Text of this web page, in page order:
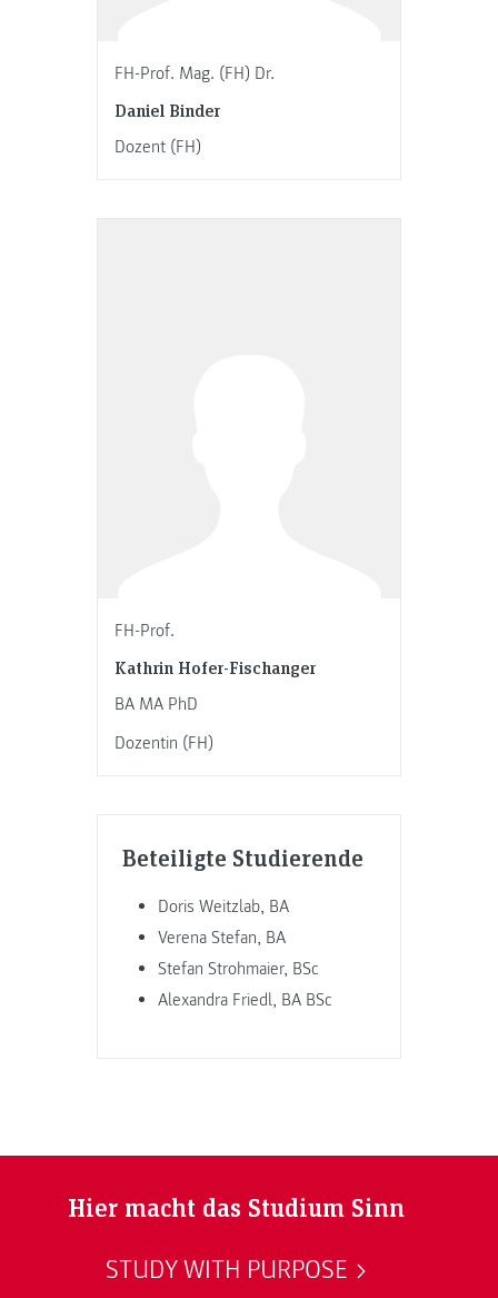
FH-Prof. Mag. (FH) Dr.
Daniel Binder
Dozent (FH)
FH-Prof.
Kathrin Hofer-Fischanger
BA MA PhD
Dozentin (FH)
Beteiligte Studierende
Doris Weitzlab, BA
Verena Stefan, BA
Stefan Strohmaier, BSc
Alexandra Friedl, BA BSc
Hier macht das Studium Sinn
STUDY WITH PURPOSE